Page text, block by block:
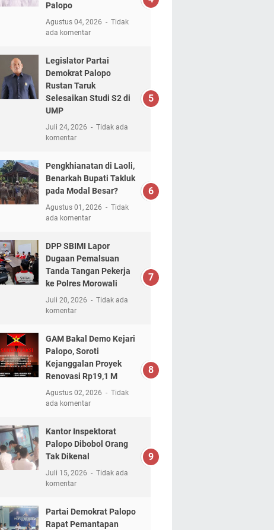
Palopo
Agustus 04, 2026
Tidak
ada komentar
Legislator Partai
Demokrat Palopo
Rustan Taruk
Selesaikan Studi S2 di
UMP
Juli 24, 2026
Tidak ada
komentar
Pengkhianatan di Laoli,
Benarkah Bupati Takluk
pada Modal Besar?
Agustus 01, 2026
Tidak
ada komentar
DPP SBIMI Lapor
Dugaan Pemalsuan
Tanda Tangan Pekerja
ke Polres Morowali
Juli 20, 2026
Tidak ada
komentar
GAM Bakal Demo Kejari
Palopo, Soroti
Kejanggalan Proyek
Renovasi Rp19,1 M
Agustus 02, 2026
Tidak
ada komentar
Kantor Inspektorat
Palopo Dibobol Orang
Tak Dikenal
Juli 15, 2026
Tidak ada
komentar
Partai Demokrat Palopo
Rapat Pemantapan